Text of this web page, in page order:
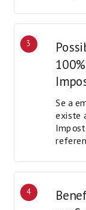
3
Se a
existe
4